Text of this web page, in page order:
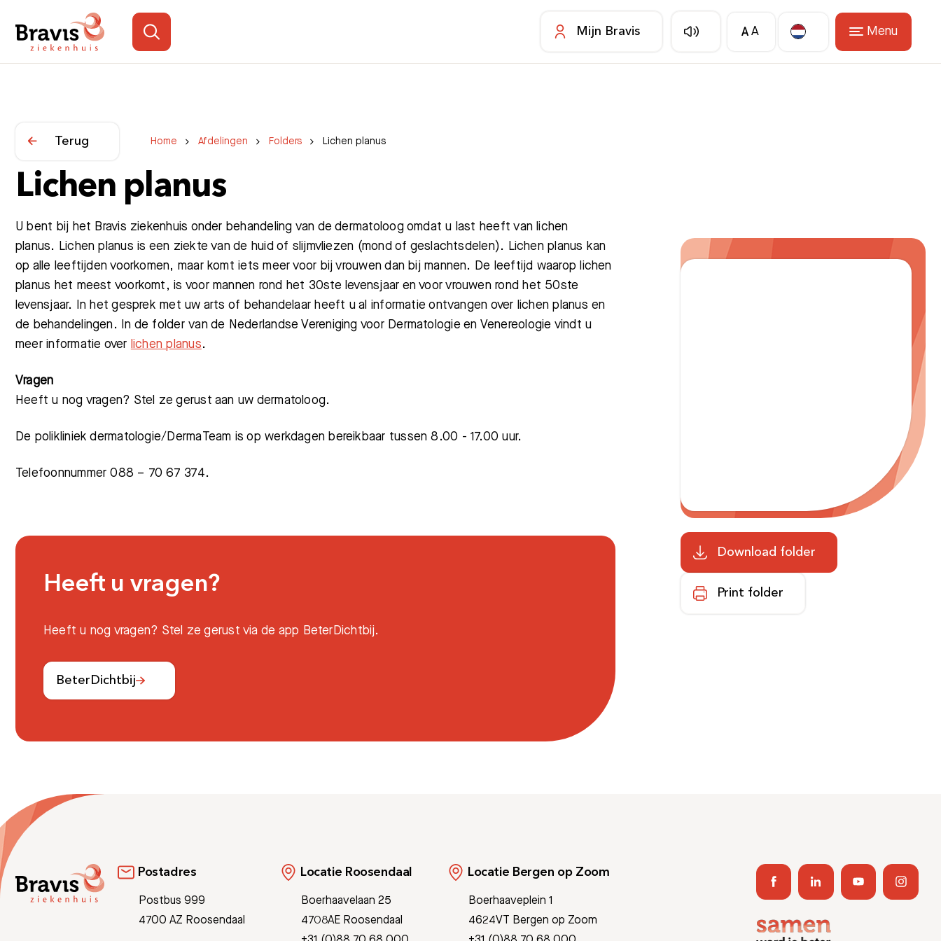
Mijn Bravis A A Menu
Zoeken
Afdelingen
Home Afdelingen Folders Lichen planus
Terug
Lichen planus
U bent bij het Bravis ziekenhuis onder behandeling van de dermatoloog omdat u last heeft van lichen
planus. Lichen planus is een ziekte van de huid of slijmvliezen (mond of geslachtsdelen). Lichen planus kan
op alle leeftijden voorkomen, maar komt iets meer voor bij vrouwen dan bij mannen. De leeftijd waarop lichen
planus het meest voorkomt, is voor mannen rond het 30ste levensjaar en voor vrouwen rond het 50ste
levensjaar. In het gesprek met uw arts of behandelaar heeft u al informatie ontvangen over lichen planus en
de behandelingen. In de folder van de Nederlandse Vereniging voor Dermatologie en Venereologie vindt u
meer informatie over lichen planus.
Vragen
Heeft u nog vragen? Stel ze gerust aan uw dermatoloog.
De polikliniek dermatologie/DermaTeam is op werkdagen bereikbaar tussen 8.00 - 17.00 uur.
Telefoonnummer 088 – 70 67 374.
Heeft u vragen?
Heeft u nog vragen? Stel ze gerust via de app BeterDichtbij.
BeterDichtbij
Download folder
Print folder
Postadres
Postbus 999
4700 AZ Roosendaal
Locatie Roosendaal
Boerhaavelaan 25
4708AE Roosendaal
Locatie Bergen op Zoom
Boerhaaveplein 1
4624VT Bergen op Zoom